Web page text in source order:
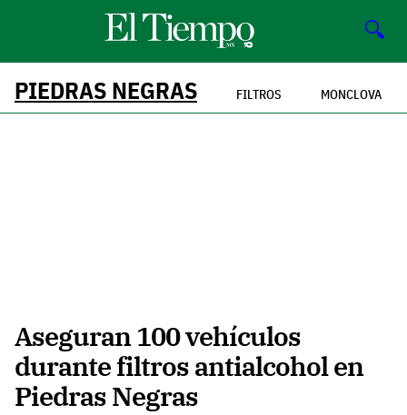
🔍
PIEDRAS NEGRAS FILTROS MONCLOVA
Aseguran 100 vehículos
durante filtros antialcohol en
Piedras Negras